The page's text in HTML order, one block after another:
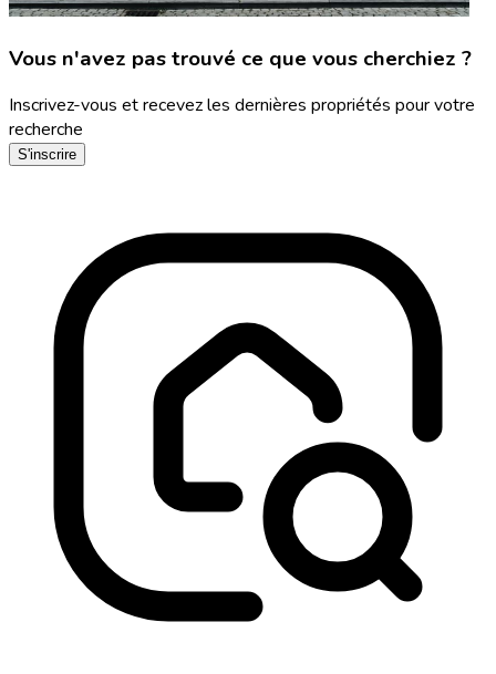
Vous n'avez pas trouvé ce que vous cherchiez ?
Inscrivez-vous et recevez les dernières propriétés pour votre
recherche
S'inscrire